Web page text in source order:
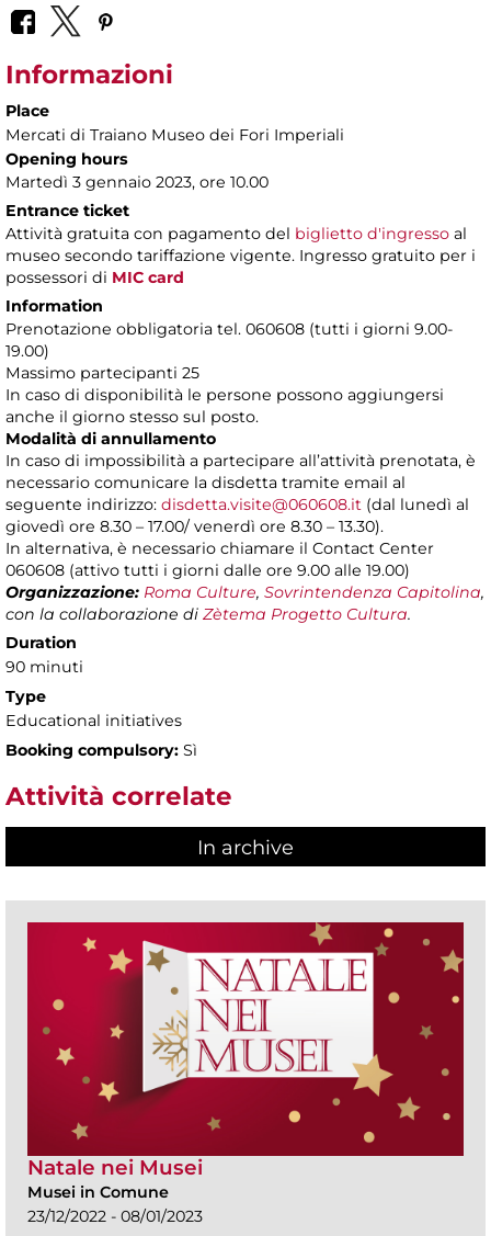
Informazioni
Place
Mercati di Traiano Museo dei Fori Imperiali
Opening hours
Martedì 3 gennaio 2023, ore 10.00
Entrance ticket
Attività gratuita con pagamento del biglietto d'ingresso al
museo secondo tariffazione vigente. Ingresso gratuito per i
possessori di MIC card
Information
Prenotazione obbligatoria tel. 060608 (tutti i giorni 9.00-
19.00)
Massimo partecipanti 25
In caso di disponibilità le persone possono aggiungersi
anche il giorno stesso sul posto.
Modalità di annullamento
In caso di impossibilità a partecipare all’attività prenotata, è
necessario comunicare la disdetta tramite email al
seguente indirizzo: disdetta.visite@060608.it (dal lunedì al
giovedì ore 8.30 – 17.00/ venerdì ore 8.30 – 13.30).
In alternativa, è necessario chiamare il Contact Center
060608 (attivo tutti i giorni dalle ore 9.00 alle 19.00)
Organizzazione: Roma Culture, Sovrintendenza Capitolina,
con la collaborazione di Zètema Progetto Cultura.
Duration
90 minuti
Type
Educational initiatives
Booking compulsory: Sì
Attività correlate
In archive
Natale nei Musei
Musei in Comune
23/12/2022 - 08/01/2023